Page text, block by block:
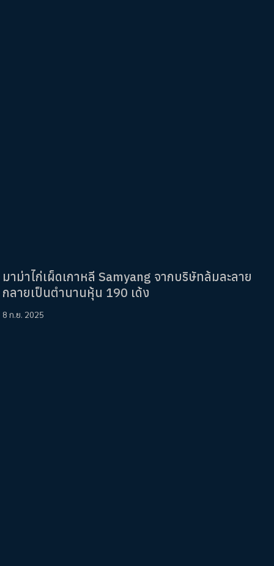
มาม่าไก่เผ็ดเกาหลี Samyang จากบริษัทล้มละลาย
กลายเป็นตำนานหุ้น 190 เด้ง
8 ก.ย. 2025